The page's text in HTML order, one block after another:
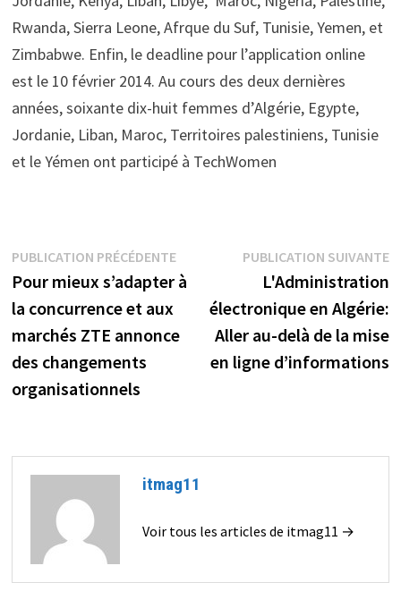
Rwanda, Sierra Leone, Afrque du Suf, Tunisie, Yemen, et
Zimbabwe. Enfin, le deadline pour l’application online
est le 10 février 2014. Au cours des deux dernières
années, soixante dix-huit femmes d’Algérie, Egypte,
Jordanie, Liban, Maroc, Territoires palestiniens, Tunisie
et le Yémen ont participé à TechWomen
Navigation
de
l’article
PUBLICATION PRÉCÉDENTEPublication
précédente :
Pour mieux s’adapter à
la concurrence et aux
marchés ZTE annonce
des changements
organisationnels
PUBLICATION SUIVANTE
L'Administration
électronique en Algérie:
Aller au-delà de la mise
en ligne d’informations
itmag11
Voir tous les articles de itmag11 →